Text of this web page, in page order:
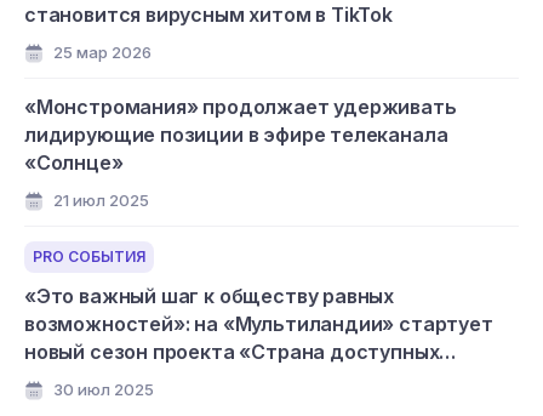
становится вирусным хитом в TikTok
25 мар 2026
«Монстромания» продолжает удерживать
лидирующие позиции в эфире телеканала
«Солнце»
21 июл 2025
PRO СОБЫТИЯ
«Это важный шаг к обществу равных
возможностей»: на «Мультиландии» стартует
новый сезон проекта «Страна доступных
мультфильмов»
30 июл 2025